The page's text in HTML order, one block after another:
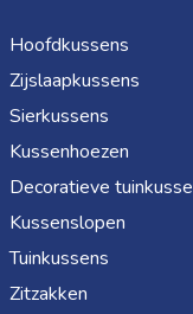
Hoofdkussens
Zijslaapkussens
Sierkussens
Kussenhoezen
Decoratieve
Kussenslopen
Tuinkussens
Zitzakken